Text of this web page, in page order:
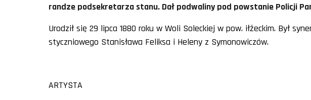
randze podsekretarza stanu. Dał podwaliny pod powstanie Policji
Urodził się 29 lipca 1880 roku w Woli Soleckiej w pow. iłżeckim. Był
styczniowego Stanisława Feliksa i Heleny z Symonowiczów.
ARTYSTA